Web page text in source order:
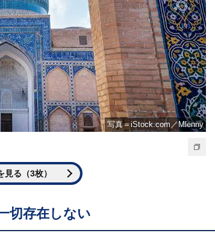
写真＝iStock.com／Mlenny
る（3枚）
切存在しない